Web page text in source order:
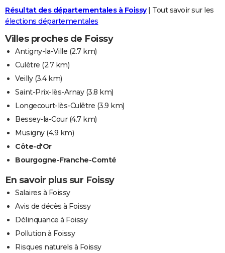
Résultat des départementales à Foissy| Tout savoir sur les
élections départementales
Villes proches de Foissy
Antigny-la-Ville (2.7 km)
Culètre (2.7 km)
Veilly(3.4 km)
Saint-Prix-lès-Arnay(3.8 km)
Longecourt-lès-Culêtre (3.9 km)
Bessey-la-Cour(4.7 km)
Musigny(4.9 km)
Côte-d'Or
Bourgogne-Franche-Comté
En savoir plus sur Foissy
Salaires à Foissy
Avis de décès à Foissy
Délinquance à Foissy
Pollution à Foissy
Risques naturels à Foissy